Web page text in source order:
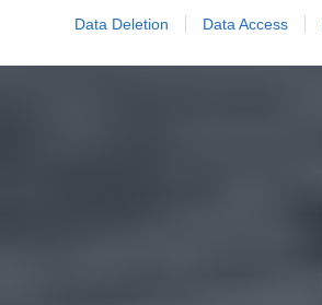
Data Deletion Data Access